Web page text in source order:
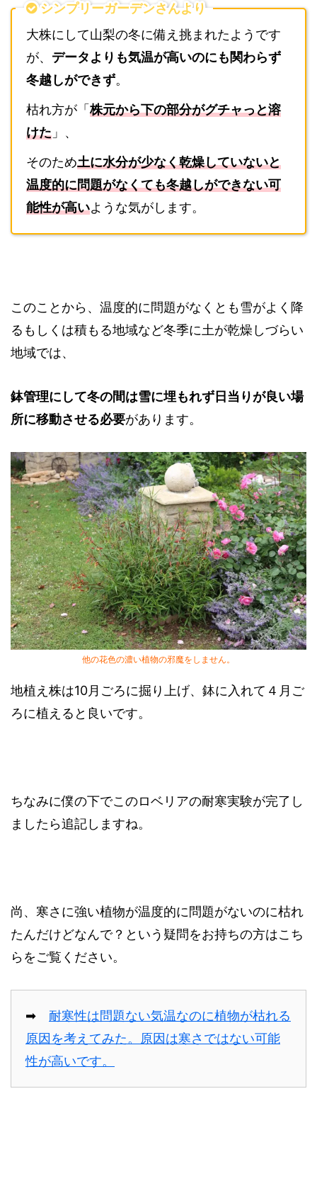
シンプリーガーデンさんより
大株にして山梨の冬に備え挑まれたようです
が、 データよりも気温が高いのにも関わらず
冬越しができず。
枯れ方が「株元から下の部分がグチャっと溶
けた 」、
そのため土に水分が少なく乾燥していないと
温度的に問題がなくても冬越しができない可
能性が高いような気がします。
このことから、温度的に問題がなくとも雪がよく降
るもしくは積もる地域など冬季に土が乾燥しづらい
地域では、
鉢管理にして冬の間は雪に埋もれず日当りが良い場
所に移動させる必要があります。
他の花色の濃い植物の邪魔をしません。
地植え株は10月ごろに掘り上げ、鉢に入れて４月ご
ろに植えると良いです。
ちなみに僕の下でこのロベリアの耐寒実験が完了し
ましたら追記しますね。
尚、寒さに強い植物が温度的に問題がないのに枯れ
たんだけどなんで？という疑問をお持ちの方はこち
らをご覧ください。
➡ 耐寒性は問題ない気温なのに植物が枯れる
原因を考えてみた。原因は寒さではない可能
性が高いです。